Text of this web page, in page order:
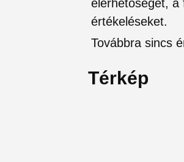
elérhetőséget, a
értékeléseket.
Továbbra sincs
Térkép